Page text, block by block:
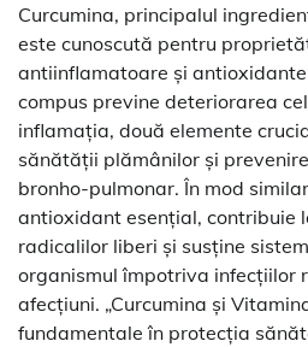
Curcumina, principalul
este cunoscută pentru
antiinflamatoare și
compus previne deteriorarea
inflamația, două elemente
sănătății plămânilor și
bronho-pulmonar. În mod
antioxidant esențial, contribuie
radicalilor liberi și susține
organismul împotriva infecțiilor
afecțiuni. „Curcumina și
fundamentale în protecția